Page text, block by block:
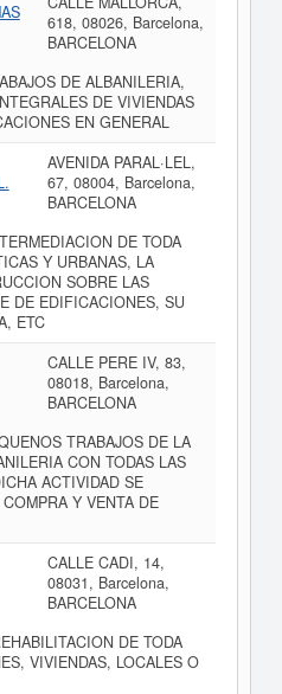
618, 08026, Barcelona,
BARCELONA
DE ALBANILERIA,
DE VIVIENDAS
EN GENERAL
AVENIDA PARAL·LEL,
67, 08004, Barcelona,
BARCELONA
DE TODA
Y URBANAS, LA
SOBRE LAS
DE EDIFICACIONES, SU
ETC
CALLE PERE IV, 83,
08018, Barcelona,
BARCELONA
TRABAJOS DE LA
CON TODAS LAS
ACTIVIDAD SE
Y VENTA DE
CALLE CADI, 14,
08031, Barcelona,
BARCELONA
DE TODA
VIVIENDAS, LOCALES O